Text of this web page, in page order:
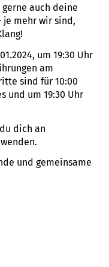
auch deine
je mehr wir sind,
um 19:30 Uhr
am
sind für 10:00
und um 19:30 Uhr
dich an
wenden.
und gemeinsame